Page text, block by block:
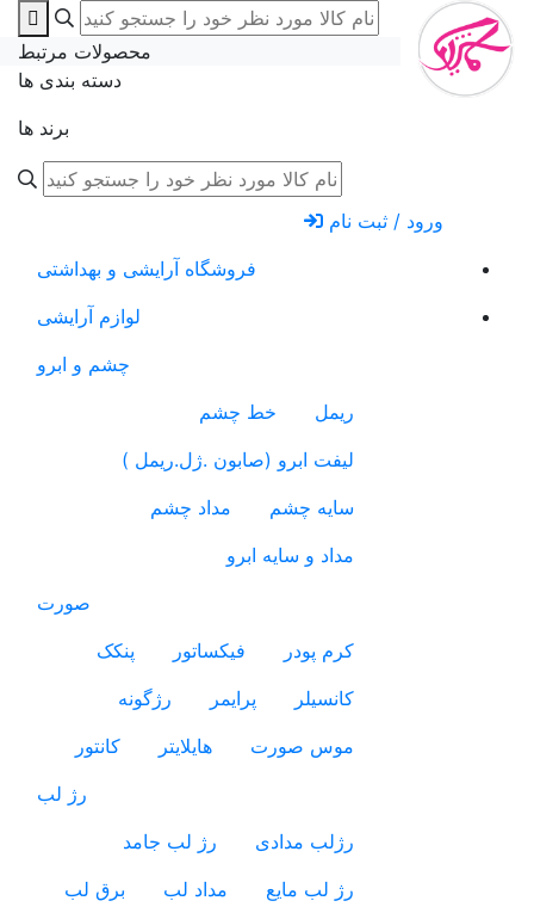
دسته بندی ها
برند ها
محصولات مرتبط
ورود / ثبت نام
فروشگاه آرایشی و بهداشتی
لوازم آرایشی
چشم و ابرو
ریمل
خط چشم
لیفت ابرو (صابون .ژل.ریمل )
سایه چشم
مداد چشم
مداد و سایه ابرو
صورت
کرم پودر
فیکساتور
پنکک
کانسیلر
پرایمر
رژگونه
موس صورت
هایلایتر
کانتور
رژ لب
رژلب مدادی
رژ لب جامد
رژ لب مایع
مداد لب
برق لب